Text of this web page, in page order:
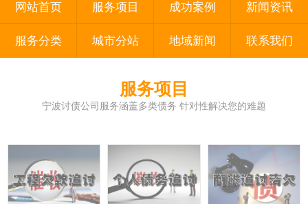
网站首页 服务项目 成功案例 新闻资讯
服务分类 城市分站 地域新闻 联系我们
服务项目
宁波讨债公司服务涵盖多类债务 针对性解决您的难题